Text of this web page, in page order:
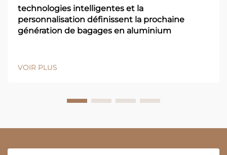
technologies intelligentes et la
personnalisation définissent la prochaine
génération de bagages en aluminium
VOIR PLUS